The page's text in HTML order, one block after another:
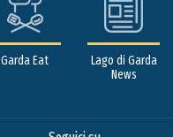
Garda Eat
Lago di Garda
News